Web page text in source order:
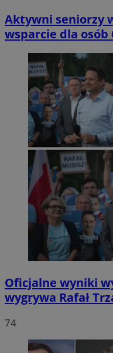
Aktywni seniorzy
wsparcie dla osób
Oficjalne wyniki
wygrywa Rafał
74